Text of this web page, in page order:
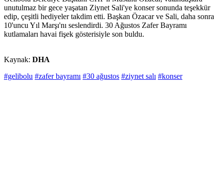
unutulmaz bir gece yaşatan Ziynet Sali'ye konser sonunda teşekkür
edip, çeşitli hediyeler takdim etti. Başkan Özacar ve Sali, daha sonra
10'uncu Yıl Marşı'nı seslendirdi. 30 Ağustos Zafer Bayramı
kutlamaları havai fişek gösterisiyle son buldu.
Kaynak: DHA
#gelibolu #zafer bayramı #30 ağustos #ziynet salı #konser